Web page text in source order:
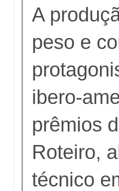
A
peso e
ibero-
prêmios
Roteiro,
técnico